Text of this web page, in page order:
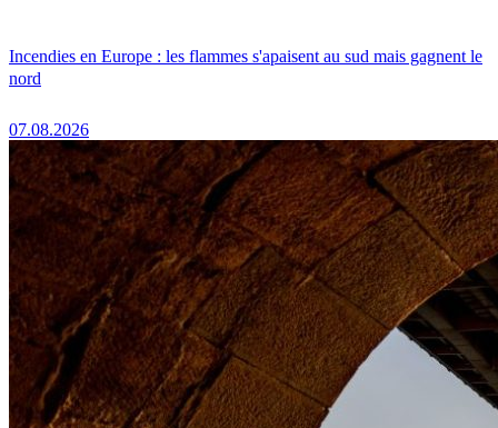
Incendies en Europe : les flammes s'apaisent au sud mais gagnent le
nord
07.08.2026